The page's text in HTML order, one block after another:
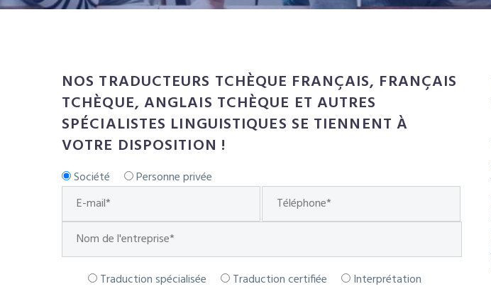
NOS TRADUCTEURS TCHÈQUE FRANÇAIS, FRANÇAIS
TCHÈQUE, ANGLAIS TCHÈQUE ET AUTRES
SPÉCIALISTES LINGUISTIQUES SE TIENNENT À
VOTRE DISPOSITION !
Société Personne privée
Traduction spécialisée Traduction certifiée
Interprétation